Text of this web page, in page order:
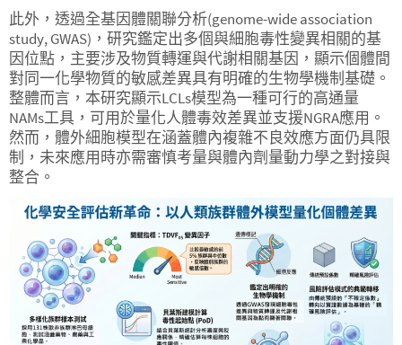
此外，透過全基因體關聯分析(genome-wide association
study, GWAS)，研究鑑定出多個與細胞毒性變異相關的基
因位點，主要涉及物質轉運與代謝相關基因，顯示個體間
對同一化學物質的敏感差異具有明確的生物學機制基礎。
整體而言，本研究顯示LCLs模型為一種可行的高通量
NAMs工具，可用於量化人體毒效差異並支援NGRA應用。
然而，體外細胞模型在涵蓋體內複雜不良效應方面仍具限
制，未來應用時亦需審慎考量與體內劑量動力學之對接與
整合。